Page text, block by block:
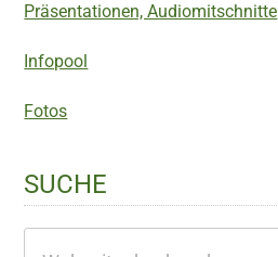
Präsentationen, Audiomitschnitte
Infopool
Fotos
SUCHE